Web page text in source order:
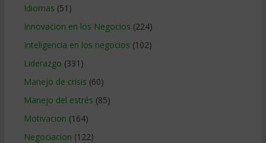
Idiomas (51)
Innovacion en los Negocios (224)
Inteligencia en los negocios (102)
Liderazgo (331)
Manejo de crisis (60)
Manejo del estrés (85)
Motivacion (164)
Negociacion (122)